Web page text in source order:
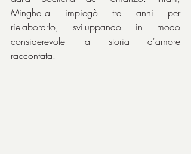
Minghella impiegò tre anni per
rielaborarlo, sviluppando in modo
considerevole la storia d'amore
raccontata.